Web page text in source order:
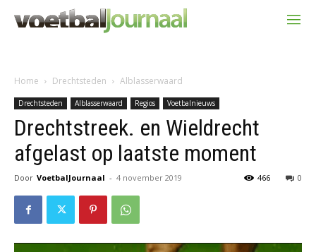
Home Drechtsteden Alblasserwaard
Drechtsteden Alblasserwaard Regios Voetbalnieuws
Drechtstreek. en Wieldrecht
afgelast op laatste moment
Door VoetbalJournaal - 4 november 2019 0
466